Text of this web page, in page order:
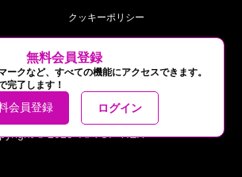
クッキーポリシー
© 2025 AI TOP TIER
‍無料会員登録
ークなど、すべての機能にアクセスできます。
完了します！
会員登録 ログイン